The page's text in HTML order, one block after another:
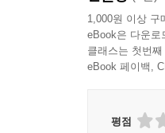
1,000원 이상 구
eBook은 다운로
클래스는 첫번
eBook 페이백,
평점